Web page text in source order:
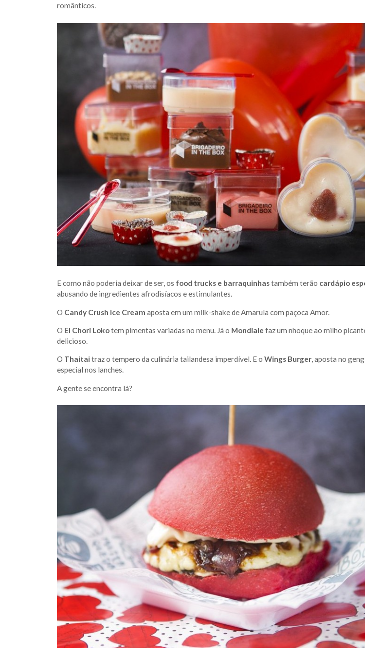
românticos.
E como não poderia deixar de ser, os food trucks e barraquinhastambém terão cardápio
abusando de ingredientes afrodisíacos e estimulantes.
O Candy Crush Ice Cream aposta em um milk-shake de Amarula com paçoca Amor.
O El Chori Lokotem pimentas variadas no menu. Já o Mondiale faz um nhoque ao milho
delicioso.
O Thaitaitraz o tempero da culinária tailandesa imperdível. E o Wings Burger, aposta no
especial nos lanches.
A gente se encontra lá?